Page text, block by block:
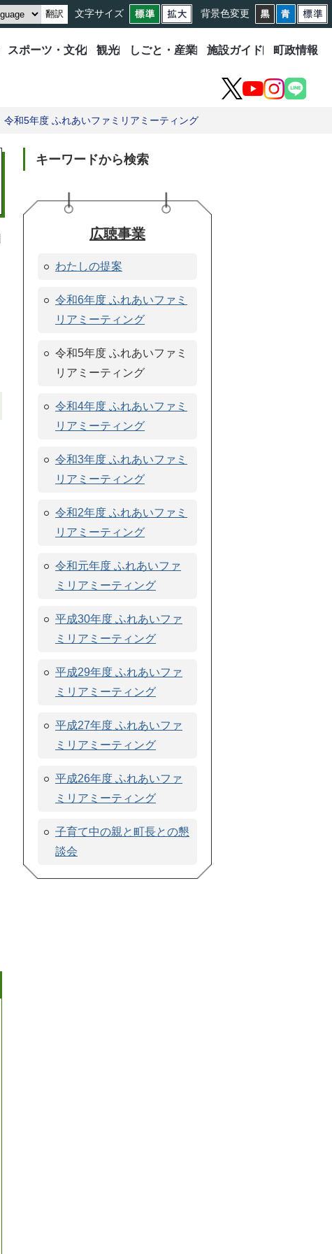
翻訳 文字サイズ 背景色変更
スポーツ・文化 観光 しごと・産業 施設ガイド 町政情報
X YouTube
Instagram
LINE
令和5年度 ふれあいファミリアミーティング
キーワードから検索
広聴事業
わたしの提案
令和6年度 ふれあいファミ
リアミーティング
令和5年度 ふれあいファミ
リアミーティング
令和4年度 ふれあいファミ
リアミーティング
令和3年度 ふれあいファミ
リアミーティング
令和2年度 ふれあいファミ
リアミーティング
令和元年度 ふれあいファ
ミリアミーティング
平成30年度 ふれあいファ
ミリアミーティング
平成29年度 ふれあいファ
ミリアミーティング
平成27年度 ふれあいファ
ミリアミーティング
平成26年度 ふれあいファ
ミリアミーティング
子育て中の親と町長との懇
談会